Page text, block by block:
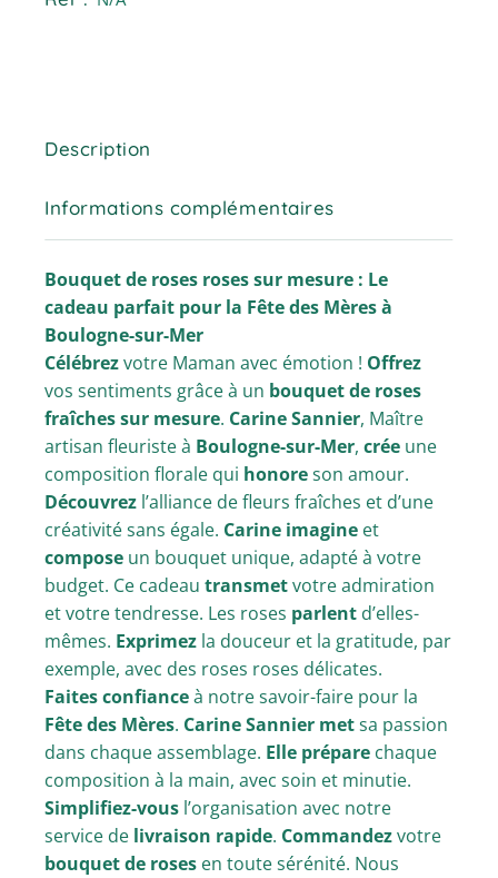
Description
Informations complémentaires
Bouquet de roses roses sur mesure : Le
cadeau parfait pour la Fête des Mères à
Boulogne-sur-Mer
Célébrezvotre Maman avec émotion ! Offrez
vos sentiments grâce à un bouquet de roses
fraîches sur mesure. Carine Sannier, Maître
artisan fleuriste à Boulogne-sur-Mer,crée une
composition florale qui honoreson amour.
Découvrez l’alliance de fleurs fraîches et d’une
créativité sans égale. Carine imagine et
compose un bouquet unique, adapté à votre
budget. Ce cadeautransmetvotre admiration
et votre tendresse. Les roses parlent d’elles-
mêmes. Exprimez la douceur et la gratitude, par
exemple, avec des roses roses délicates.
Faites confianceà notre savoir-faire pour la
Fête des Mères. Carine Sannier metsa passion
dans chaque assemblage. Elle prépare chaque
composition à la main, avec soin et minutie.
Simplifiez-vous l’organisation avec notre
service de livraison rapide. Commandezvotre
bouquet de roses en toute sérénité. Nous